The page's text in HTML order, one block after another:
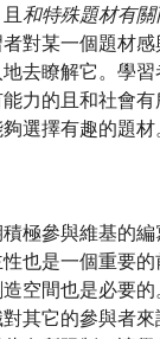
和特殊題材有
對某一個題材
去瞭解它。學
力的且和社會有
選擇有趣的題材
極參與維基的
也是一個重要
空間也是必要
其它的參與者